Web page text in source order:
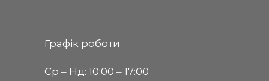
Графік роботи
Ср ‒ Нд: 10:00 ‒ 17:00